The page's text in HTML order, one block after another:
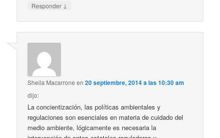
Responder ↓
Sheila Macarrone en20 septiembre, 2014 a las 10:30 am
dijo:
La concientización, las políticas ambientales y
regulaciones son esenciales en materia de cuidado del
medio ambiente, lógicamente es necesaria la